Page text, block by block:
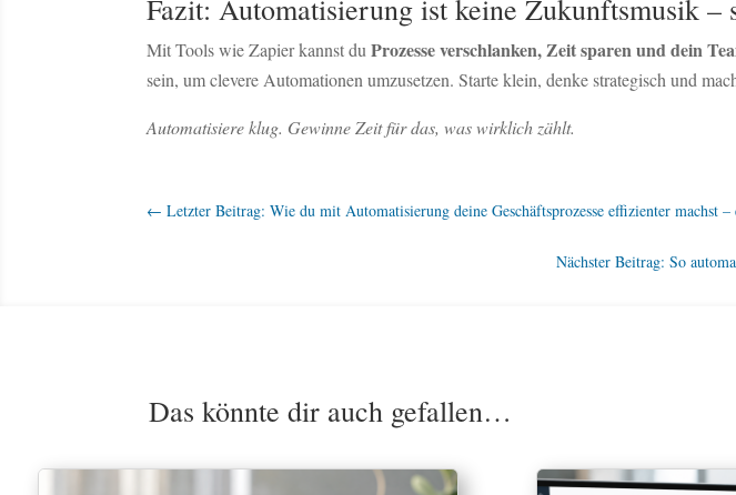
Fazit: Automatisierung ist keine Zukunftsmusik –
Mit Tools wie Zapier kannst du Prozesse verschlanken, Zeit sparen und dein
sein, um clevere Automationen umzusetzen. Starte klein, denke strategisch und
Automatisiere klug. Gewinne Zeit für das, was wirklich zählt.
← Letzter Beitrag: Wie du mit Automatisierung deine Geschäftsprozesse effizienter machst
Nächster Beitrag: So
Das könnte dir auch gefallen…